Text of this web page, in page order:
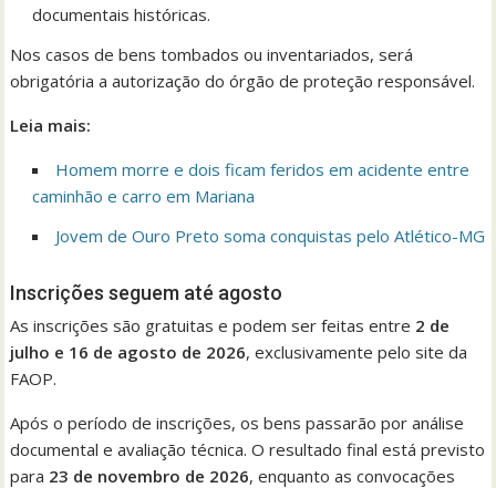
documentais históricas.
Nos casos de bens tombados ou inventariados, será
obrigatória a autorização do órgão de proteção responsável.
Leia mais:
Homem morre e dois ficam feridos em acidente entre
caminhão e carro em Mariana
Jovem de Ouro Preto soma conquistas pelo Atlético-MG
Inscrições seguem até agosto
As inscrições são gratuitas e podem ser feitas entre 2 de
julho e 16 de agosto de 2026, exclusivamente pelo site da
FAOP.
Após o período de inscrições, os bens passarão por análise
documental e avaliação técnica. O resultado final está previsto
para 23 de novembro de 2026, enquanto as convocações